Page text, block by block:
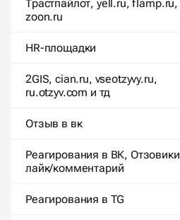
Трастпайлот, yell.ru, flamp.ru,
zoon.ru
HR-площадки
2GIS, cian.ru, vseotzyvy.ru,
ru.otzyv.com и тд
Отзыв в вк
Реагирования в ВК, Отзовики
лайк/комментарий
Реагирования в TG